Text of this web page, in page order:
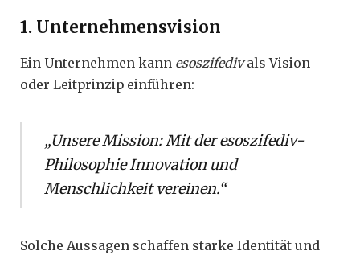
1. Unternehmensvision
Ein Unternehmen kann esoszifedivals Vision
oder Leitprinzip einführen:
„Unsere Mission: Mit der esoszifediv-
Philosophie Innovation und
Menschlichkeit vereinen.“
Solche Aussagen schaffen starke Identität und